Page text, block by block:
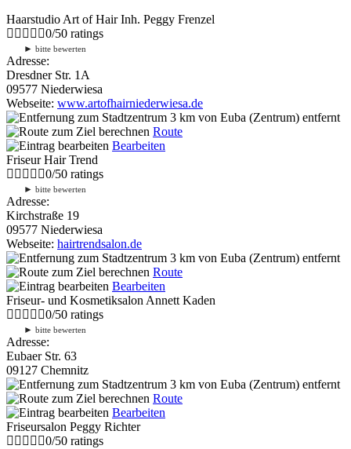
Haarstudio Art of Hair Inh. Peggy Frenzel
0/50 ratings
► bitte bewerten
Adresse:
Dresdner Str. 1A
09577 Niederwiesa
Webseite: www.artofhairniederwiesa.de
3 km von Euba (Zentrum) entfernt
Route
Bearbeiten
Friseur Hair Trend
0/50 ratings
► bitte bewerten
Adresse:
Kirchstraße 19
09577 Niederwiesa
Webseite: hairtrendsalon.de
3 km von Euba (Zentrum) entfernt
Route
Bearbeiten
Friseur- und Kosmetiksalon Annett Kaden
0/50 ratings
► bitte bewerten
Adresse:
Eubaer Str. 63
09127 Chemnitz
3 km von Euba (Zentrum) entfernt
Route
Bearbeiten
Friseursalon Peggy Richter
0/50 ratings